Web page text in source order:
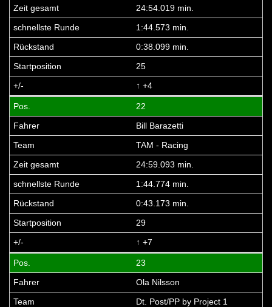
24:54.019 min.
1:44.573 min.
0:38.099 min.
25
↑ +4
22
Bill Barazetti
TAM - Racing
24:59.093 min.
1:44.774 min.
0:43.173 min.
29
↑ +7
23
Ola Nilsson
Dt. Post/PP by Project 1